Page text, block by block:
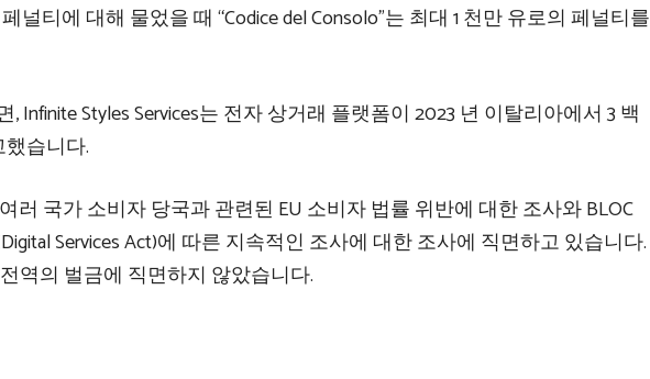
널티에 대해 물었을 때 “Codice del Consolo”는 최대 1 천만 유로의 페널티를
Infinite Styles Services는 전자 상거래 플랫폼이 2023 년 이탈리아에서 3 백
습니다.
러 국가 소비자 당국과 관련된 EU 소비자 법률 위반에 대한 조사와 BLOC
Services Act)에 따른 지속적인 조사에 대한 조사에 직면하고 있습니다.
역의 벌금에 직면하지 않았습니다.